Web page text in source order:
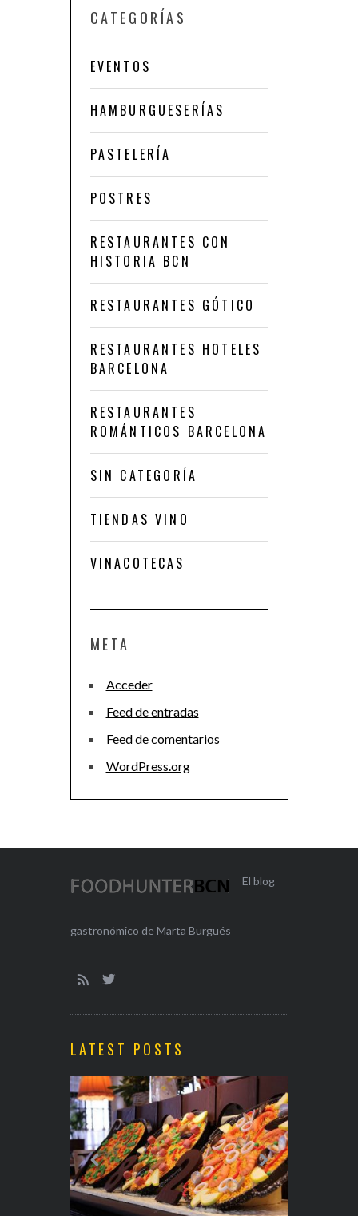
CATEGORÍAS
EVENTOS
HAMBURGUESERÍAS
PASTELERÍA
POSTRES
RESTAURANTES CON
HISTORIA BCN
RESTAURANTES GÓTICO
RESTAURANTES HOTELES
BARCELONA
RESTAURANTES
ROMÁNTICOS BARCELONA
SIN CATEGORÍA
TIENDAS VINO
VINACOTECAS
META
Acceder
Feed de entradas
Feed de comentarios
WordPress.org
El blog
gastronómico de Marta Burgués
LATEST POSTS